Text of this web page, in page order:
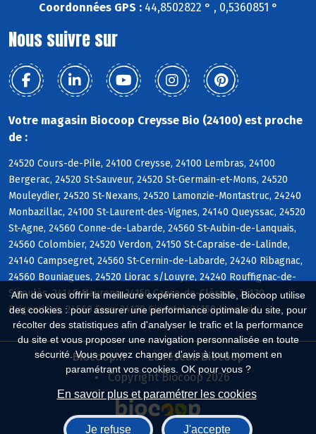
Afin de vous offrir la meilleure expérience possible, Biocoop utilise
des cookies : pour assurer une performance optimale du site, pour
récolter des statistiques afin d'analyser le trafic et la performance
du site et vous proposer une navigation personnalisée en toute
sécurité. Vous pouvez changer d'avis à tout moment en
paramétrant vos cookies. OK pour vous ?
En savoir plus et paramétrer les cookies
Je refuse J'accepte
Coordonnées GPS :44,8502822 ° , 0,5360851 °
Nous suivre sur
Votre magasin Biocoop Creysse Bio (24100) est proche
de :
24520 Cours-de-Pile, 24100 Creysse, 24100 Lembras, 24100
Bergerac, 24520 St-Sauveur, 24520 St-Germain-et-Mons, 24520
Mouleydier, 24520 St-Nexans, 24520 Lamonzie-Montastruc, 24240
Monbazillac, 24100 St-Laurent-des-Vignes, 24140 Queyssac, 24520
St-Agne, 24560 Conne-de-Labarde, 24560 St-Aubin-de-Lanquais,
24560 Colombier, 24520 Verdon, 24150 St-Capraise-de-Lalinde,
24140 Campsegret, 24560 St-Cernin-de-Labarde, 24240 Ribagnac,
24560 Bouniagues, 24520 Liorac s/Louyre, 24240 Rouffignac-de-
Sigoulès, 24140 Maurens, 24150 Cause-de-Clérans, 24130
Prigonrieux, 24560 Faux, 24130 Ginestet, 24150 Lanquais
Biocoop.fr
Le réseau Biocoop
Copyright Biocoop 2026